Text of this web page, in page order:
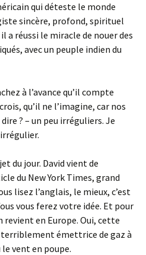
qui déteste le monde
sincère, profond, spirituel
a réussi le miracle de nouer des
avec un peuple indien du
à l’avance qu’il compte
qu’il ne l’imagine, car nos
? – un peu irréguliers. Je
du jour. David vient de
du New York Times, grand
lisez l’anglais, le mieux, c’est
vous ferez votre idée. Et pour
revient en Europe. Oui, cette
terriblement émettrice de gaz à
le vent en poupe.